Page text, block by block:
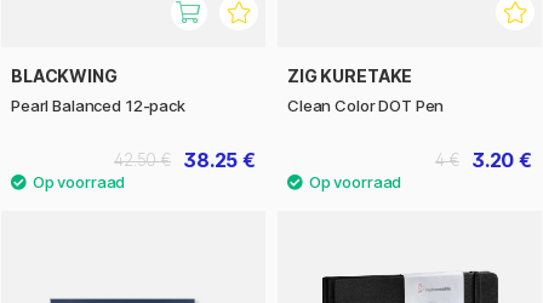
BLACKWING
Pearl Balanced 12-pack
38.25 €
42.50 €
ZIG KURETAKE
Clean Color DOT Pen
3.20 €
4 €